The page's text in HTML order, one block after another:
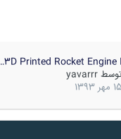
3D Printed Rocket Engine I…
توسط yavarrr
15 مهر 1393